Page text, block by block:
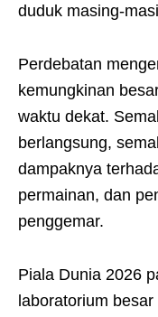
duduk masing-
Perdebatan
kemungkinan
waktu dekat.
berlangsung,
dampaknya
permainan, dan
penggemar.
Piala Dunia 2026
laboratorium